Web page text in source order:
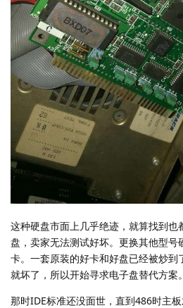
这种硬盘市面上几乎绝迹，就算找到也
盘，卖家无法测试好坏。更换其他型号
卡。一套原装的好卡和好盘已经被炒到
就坏了，所以开始寻求电子盘替代方案。
那时IDE标准还没面世，直到486时主